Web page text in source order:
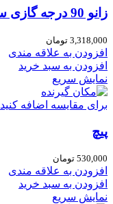
زانو 90 درجه گازی سایز 14
3,318,000 تومان
افزودن به علاقه مندی
افزودن به سبد خرید
نمایش سریع
برای مقایسه اضافه کنید
پیچ
530,000 تومان
افزودن به علاقه مندی
افزودن به سبد خرید
نمایش سریع